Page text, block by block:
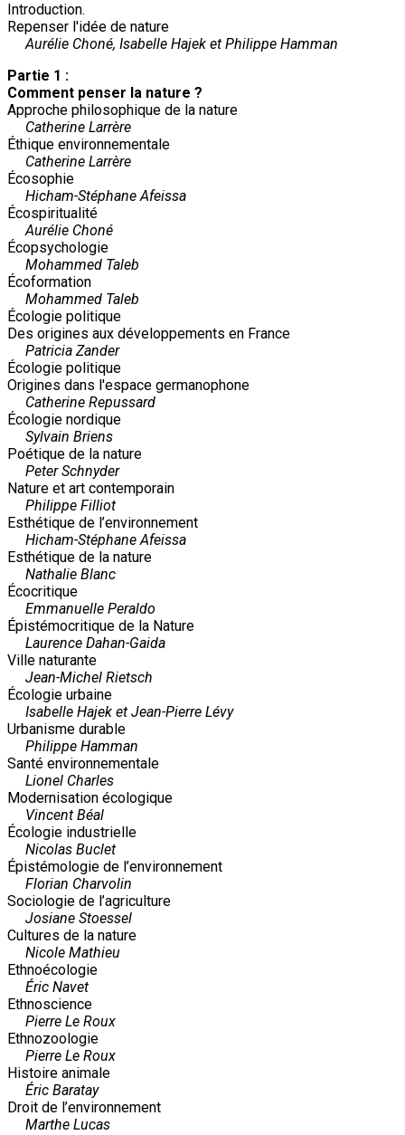
Introduction.
Repenser l'idée de nature
Aurélie Choné, Isabelle Hajek et Philippe Hamman
Partie 1 :
Comment penser la nature ?
Approche philosophique de la nature
Catherine Larrère
Éthique environnementale
Catherine Larrère
Écosophie
Hicham-Stéphane Afeissa
Écospiritualité
Aurélie Choné
Écopsychologie
Mohammed Taleb
Écoformation
Mohammed Taleb
Écologie politique
Des origines aux développements en France
Patricia Zander
Écologie politique
Origines dans l'espace germanophone
Catherine Repussard
Écologie nordique
Sylvain Briens
Poétique de la nature
Peter Schnyder
Nature et art contemporain
Philippe Filliot
Esthétique de l’environnement
Hicham-Stéphane Afeissa
Esthétique de la nature
Nathalie Blanc
Écocritique
Emmanuelle Peraldo
Épistémocritique de la Nature
Laurence Dahan-Gaida
Ville naturante
Jean-Michel Rietsch
Écologie urbaine
Isabelle Hajek et Jean-Pierre Lévy
Urbanisme durable
Philippe Hamman
Santé environnementale
Lionel Charles
Modernisation écologique
Vincent Béal
Écologie industrielle
Nicolas Buclet
Épistémologie de l’environnement
Florian Charvolin
Sociologie de l’agriculture
Josiane Stoessel
Cultures de la nature
Nicole Mathieu
Ethnoécologie
Éric Navet
Ethnoscience
Pierre Le Roux
Ethnozoologie
Pierre Le Roux
Histoire animale
Éric Baratay
Droit de l’environnement
Marthe Lucas